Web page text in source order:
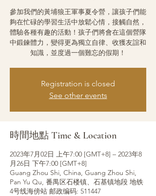
參加我們的黃埔狼王軍事夏令營，讓孩子們能
夠在忙碌的學習生活中放鬆心情，接觸自然，
體驗各種有趣的活動！孩子們將會在這個營隊
中鍛鍊體力，變得更為獨立自律、收獲友誼和
知識，並度過一個難忘的假期！
Registration is closed
See other events
時間地點 Time & Location
2023年7月02日 上午7:00 [GMT+8] – 2023年8
月26日 下午7:00 [GMT+8]
Guang Zhou Shi, China, Guang Zhou Shi,
Pan Yu Qu, 番禺区石楼镇、石基镇地段 地铁
4号线海傍站 邮政编码: 511447